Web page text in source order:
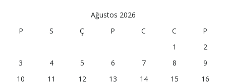
Ağustos 2026
P
S Ç P C C
P
1
2
3
4 5 6 7 8
9
10
11 12 13 14 15
16